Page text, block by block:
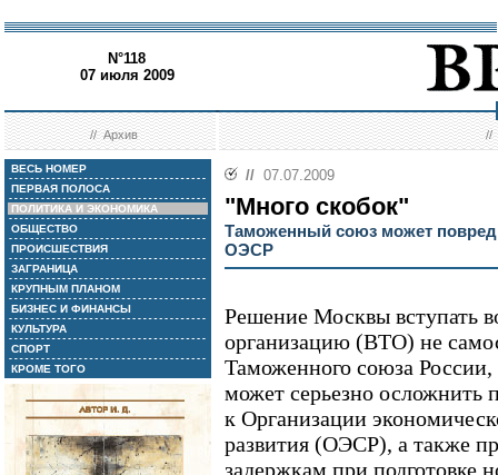
N°118
07 июля 2009
//Архив //
ВЕСЬ НОМЕР
ПЕРВАЯ ПОЛОСА
ПОЛИТИКА И ЭКОНОМИКА
ОБЩЕСТВО
ПРОИСШЕСТВИЯ
ЗАГРАНИЦА
КРУПНЫМ ПЛАНОМ
БИЗНЕС И ФИНАНСЫ
КУЛЬТУРА
СПОРТ
КРОМЕ ТОГО
// 07.07.2009
"Много скобок"
Таможенный союз может
ОЭСР
Решение Москвы вступать
организацию (ВТО) не
Таможенного союза России,
может серьезно осложнить
к Организации
развития (ОЭСР), а также
задержкам при подготовке